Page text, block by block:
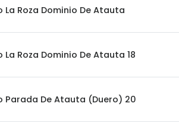
La Roza Dominio De Atauta
La Roza Dominio De Atauta 18
Parada De Atauta (Duero) 20